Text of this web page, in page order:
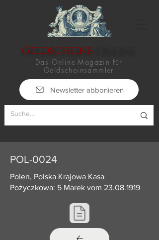
Geldscheine
Das Online-Magazin für
Geldscheinsammler
Newsletter abbonieren
POL-0024
Polen, Polska Krajowa Kasa
Pożyczkowa: 5 Marek vom 23.08.1919